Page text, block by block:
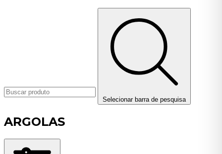
Selecionar barra de pesquisa
ARGOLAS